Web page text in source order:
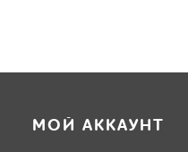
МОЙ АККАУНТ